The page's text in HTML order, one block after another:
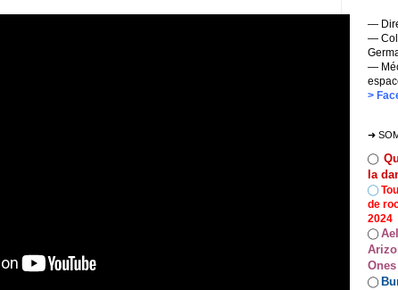
—
—
—
>
➜
◯
la
◯
de
2024
◯
◯